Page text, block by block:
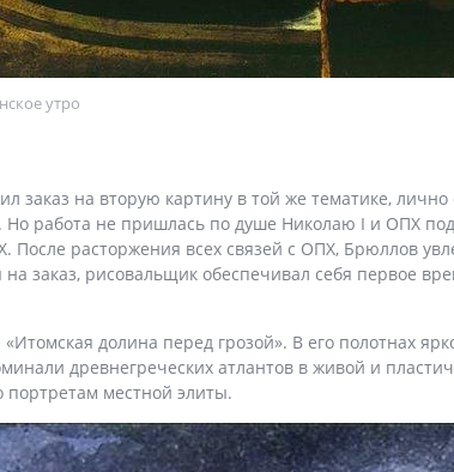
утро
на вторую картину в той же тематике, лично
работа не пришлась по душе Николаю I и ОПХ
расторжения всех связей с ОПХ, Брюллов
заказ, рисовальщик обеспечивал себя первое
долина перед грозой». В его полотнах
древнегреческих атлантов в живой и
местной элиты.